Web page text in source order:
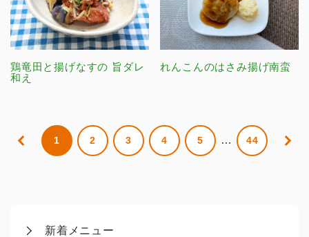
新着メニュー
鶏竜田と揚げなすの 旨ダレ
和え
れんこんのはさみ揚げ南蛮
1 2 3 4 5 … 44